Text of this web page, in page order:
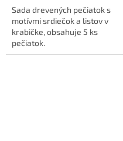
Sada drevených pečiatok s
motívmi srdiečok a listov v
krabičke, obsahuje 5 ks
pečiatok.